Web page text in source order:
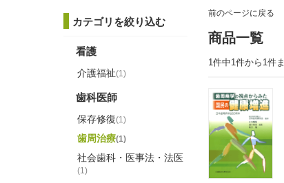
前のページに戻る
商品一覧
1件中1件から1件
カテゴリを絞り込む
看護
介護福祉(1)
歯科医師
保存修復(1)
歯周治療(1)
社会歯科・医事法・法医
(1)